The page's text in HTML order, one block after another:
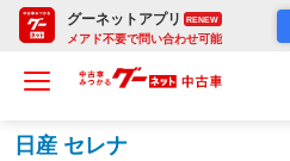
グーネットアプリ RENEW
メアド不要で問い合わせ可能
日産 セレナ